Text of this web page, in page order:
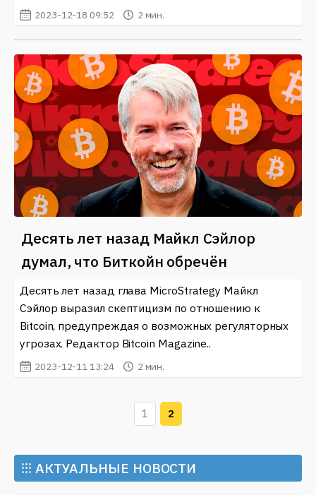
2023-12-18 09:52 2 мин.
Десять лет назад Майкл Сэйлор
думал, что Биткойн обречён
Десять лет назад глава MicroStrategy Майкл
Сэйлор выразил скептицизм по отношению к
Bitcoin, предупреждая о возможных регуляторных
угрозах. Редактор Bitcoin Magazine..
2023-12-11 13:24 2 мин.
1 2
⁝⁝⁝ АКТУАЛЬНЫЕ НОВОСТИ